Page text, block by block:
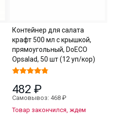
Контейнер для салата
крафт 500 мл с крышкой,
прямоугольный, DoECO
Opsalad, 50 шт (12 уп/кор)
482 ₽
Самовывоз: 468 ₽
Товар закончился, ждем